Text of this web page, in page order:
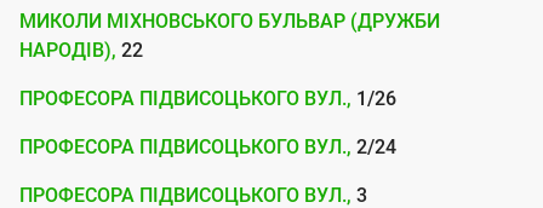
к
м
п
а
МИКОЛИ МІХНОВСЬКОГО БУЛЬВАР (ДРУЖБИ
НАРОДІВ), 22
ПРОФЕСОРА ПІДВИСОЦЬКОГО ВУЛ., 1/26
ПРОФЕСОРА ПІДВИСОЦЬКОГО ВУЛ., 2/24
ПРОФЕСОРА ПІДВИСОЦЬКОГО ВУЛ., 3